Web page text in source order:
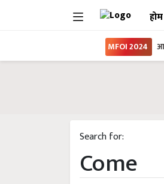
होम
MFOI 2024
Search for:
Come